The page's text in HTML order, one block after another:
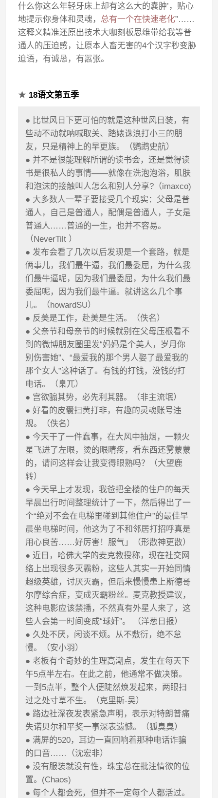
什么你这么年轻牙床上却有这么大的囊肿’，贴心
地提示你身体和灵魂， 总有一个在快速老化”……
这释义精准还原出技术大咖刻板思维带给我等普
通人的压迫感，让原本人畜无害的4个汉字秒变胁
迫语，有诚恳，有嚣张。
★ 18语文第五季
● 比世风日下更可怕的就是这种世风日装，有
些动不动就呐喊取关、踏婊诛浪打小三的朋
友，只是精神上的早更族。（鹦鹉史航）
● 并不是很能理解所谓的读书会，还是觉得读
书是很私人的事情——就像在洗泡泡浴，肌肤
和泡沫的接触叫人怎么和别人分享?（imaxco)
● 大多数人一辈子要接受几个现实：父母是普
通人，自己是普通人，配偶是普通人，子女是
普通人……普通的一生，也并不容易。
（NeverTilt ）
● 发布会看了几次以后发现是一个套路，就是
俩事儿，我们最牛逼，我们最委屈，为什么我
们最牛逼呢，因为我们最委屈，为什么我们最
委屈呢，因为我们最牛逼。就讲这么几个事
儿。（howardSU）
● 反美是工作，赴美是生活。（佚名）
● 父亲节和母亲节的时候就别在父母压根看不
到的微博朋友圈里发“妈妈是个美人，岁月你
别伤害她”、“最爱我的那个男人娶了最爱我的
那个女人”这种话了。有钱的打钱，没钱的打
电话。（臬兀）
● 宫欲骟其势，必先利其器。（非主流氓）
● 好看的皮囊扫黄打非，有趣的灵魂账号违
规。（佚名）
● 今天干了一件蠢事，在大风中抽烟，一颗火
星飞进了左眼，烫的眼睛疼，看东西还雾蒙蒙
的，请问这样会让我变得眼熟吗？（大望鹿
转）
● 今天早上才发现，我爸把全楼的住户的每天
早晨出行时间整理统计了一下，然后得出了一
个“绝对不会在电梯里碰到其他住户”的最佳早
晨坐电梯时间，他这为了不和邻居打招呼真是
用心良苦……好厉害！服气」（形散神更散）
● 近日，哈佛大学的麦克教授称，现在社交网
络上出现很多灭霸粉，这些人其实一开始同情
超级英雄，讨厌灭霸，但后来慢慢患上斯德哥
尔摩综合症，变成灭霸粉丝。麦克教授建议，
这种电影应该禁播，不然真有外星人来了，这
些人会第一时间变成“球奸”。 （洋葱日报）
● 久处不厌，闲谈不烦。从不敷衍，绝不怠
慢。（安小羽）
● 老板有个奇妙的生理高潮点，发生在每天下
午5点半左右。在此之前，他通常不做决策。
一到5点半，整个人便陡然焕发起来，两眼扫
过之处寸草不生。（克里斯-吴）
● 路边社深夜发表紧急声明，表示对特朗普痛
失诺贝尔和平奖一事深表遗憾。（狐臭臭）
● 满屏的520，耳边一直回响着那种电话诈骗
的口音……（沈宏非）
● 没有服装就没有性，珠宝总在批注情欲的位
置。(Chaos)
● 每个人都会死，但并不一定每个人都活过。